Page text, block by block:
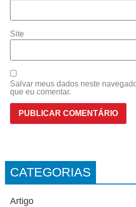
Site
Salvar meus dados neste
que eu comentar.
CATEGORIAS
Artigo